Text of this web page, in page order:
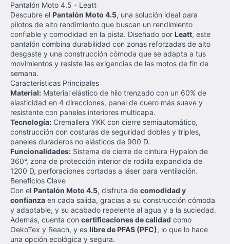
Pantalón Moto 4.5 - Leatt
Descubre el Pantalón Moto 4.5, una solución ideal para
pilotos de alto rendimiento que buscan un rendimiento
confiable y comodidad en la pista. Diseñado por Leatt, este
pantalón combina durabilidad con zonas reforzadas de alto
desgaste y una construcción cómoda que se adapta a tus
movimientos y resiste las exigencias de las motos de fin de
semana.
Características Principales
Material: Material elástico de hilo trenzado con un 60% de
elasticidad en 4 direcciones, panel de cuero más suave y
resistente con paneles interiores multicapa.
Tecnología: Cremallera YKK con cierre semiautomático,
construcción con costuras de seguridad dobles y triples,
paneles duraderos no elásticos de 900 D.
Funcionalidades: Sistema de cierre de cintura Hypalon de
360°, zona de protección interior de rodilla expandida de
1200 D, perforaciones cortadas a láser para ventilación.
Beneficios Clave
Con el Pantalón Moto 4.5, disfruta de comodidad y
confianza en cada salida, gracias a su construcción cómoda
y adaptable, y su acabado repelente al agua y a la suciedad.
Además, cuenta con certificaciones de calidad como
OekoTex y Reach, y es libre de PFAS (PFC), lo que lo hace
una opción ecológica y segura.